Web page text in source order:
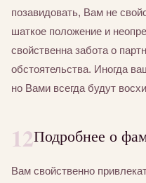
позавидовать, Вам не
шаткое положение и
свойственна забота о
обстоятельства. Иногда
но Вами всегда будут
12Подробнее о
Вам свойственно